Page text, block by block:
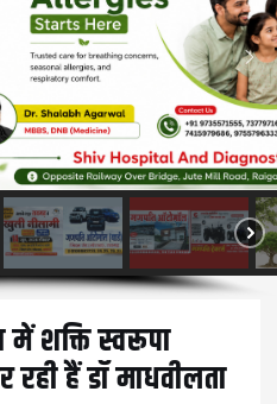
शक्ति स्वरूपा
हैं डॉ माधवीलता